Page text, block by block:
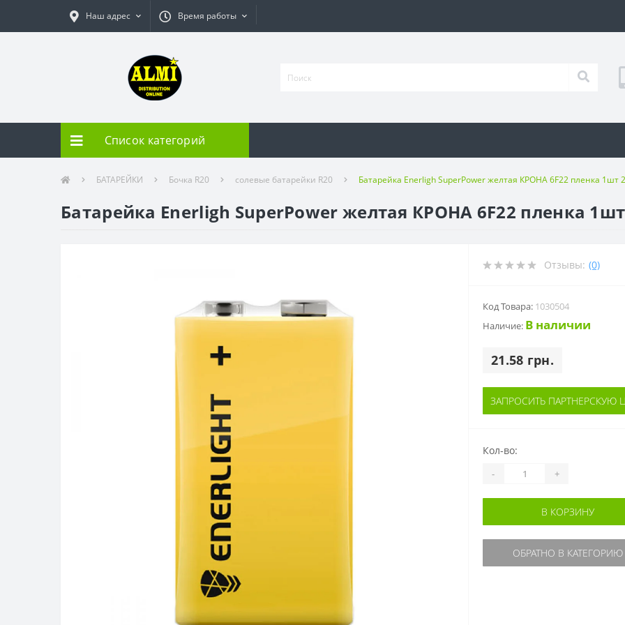
Наш адрес Время работы
Список категорий
БАТАРЕЙКИ Бочка R20 солевые батарейки R20 Батарейка Enerligh SuperPower желтая КРОНА 6F22 пленка 1шт
Батарейка Enerligh SuperPower желтая КРОНА 6F22 пленка
Отзывы: (0)
Код Товара: 1030504
Наличие: В наличии
21.58 грн.
ЗАПРОСИТЬ ПАРТНЕРСКУЮ
Кол-во:
- +
В КОРЗИНУ
ОБРАТНО В КАТЕГОРИЮ